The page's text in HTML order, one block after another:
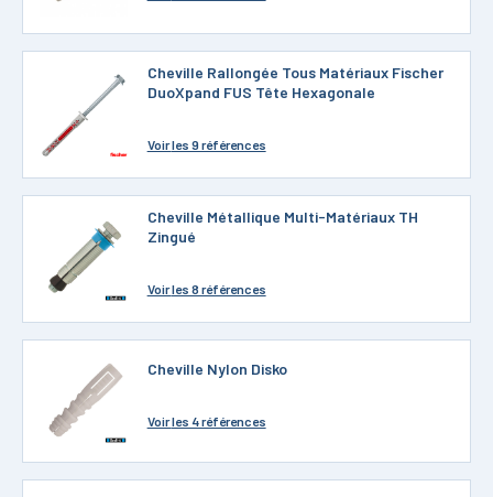
Cheville Rallongée Tous Matériaux Fischer
DuoXpand FUS Tête Hexagonale
Voirles 9 références
Cheville Métallique Multi-Matériaux TH
Zingué
Voirles 8 références
Cheville Nylon Disko
Voirles 4 références